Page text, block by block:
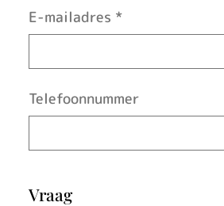
E-mailadres *
Telefoonnummer
Vraag